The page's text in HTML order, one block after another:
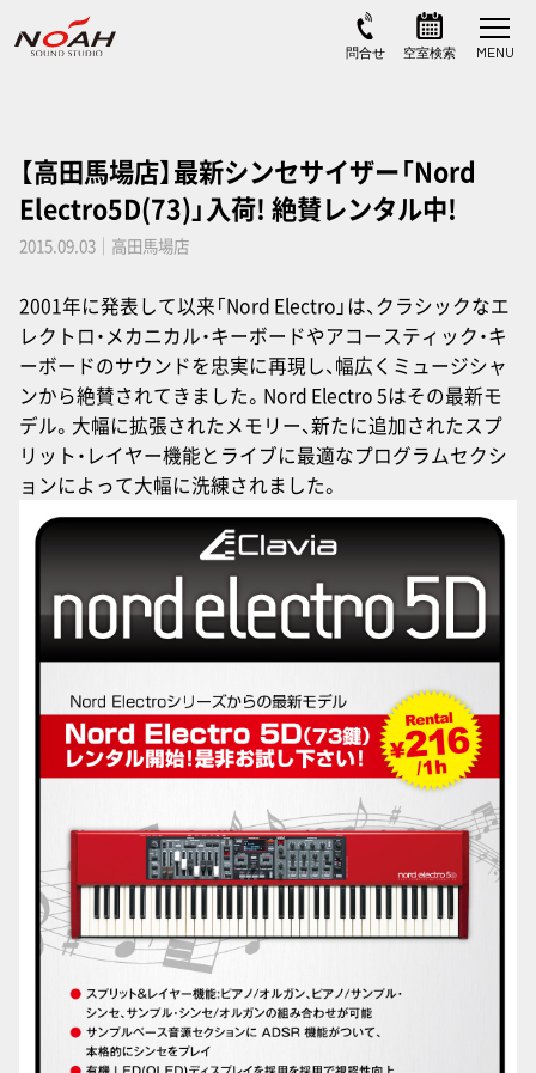
【高田馬場店】最新シンセサイザー「Nord
Electro5D(73)」入荷! 絶賛レンタル中!
2015.09.03｜高田馬場店
2001年に発表して以来「Nord Electro」は、クラシックなエ
レクトロ・メカニカル・キーボードやアコースティック・キ
ーボードのサウンドを忠実に再現し、幅広くミュージシャ
ンから絶賛されてきました。Nord Electro 5はその最新モ
デル。大幅に拡張されたメモリー、新たに追加されたスプ
リット・レイヤー機能とライブに最適なプログラムセクシ
ョンによって大幅に洗練されました。